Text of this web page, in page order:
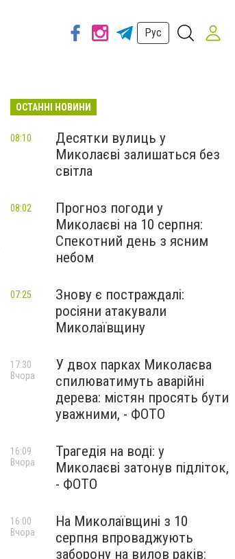
Рус
ОСТАННІ НОВИНИ
Десятки вулиць у
Миколаєві залишаться без
світла
08:10
Прогноз погоди у
Миколаєві на 10 серпня:
Спекотний день з ясним
небом
08:02
Знову є постраждалі:
росіяни атакували
Миколаївщину
07:25
У двох парках Миколаєва
спилюватимуть аварійні
дерева: містян просять бути
уважними, - ФОТО
17:30
Вчора
Трагедія на воді: у
Миколаєві затонув підліток,
- ФОТО
16:09
Вчора
На Миколаївщині з 10
серпня впроваджують
заборону на вилов раків:
16:00
Вчора